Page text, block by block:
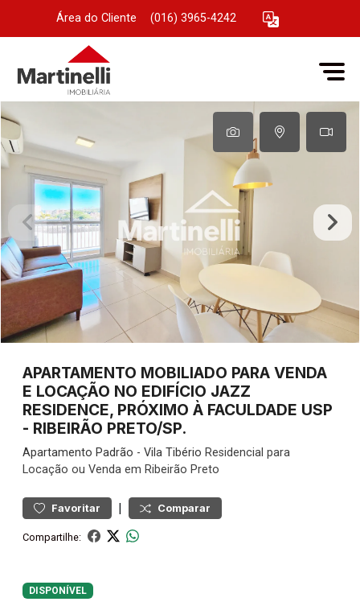
Área do Cliente (016) 3965-4242
APARTAMENTO MOBILIADO PARA VENDA
E LOCAÇÃO NO EDIFÍCIO JAZZ
RESIDENCE, PRÓXIMO À FACULDADE USP
- RIBEIRÃO PRETO/SP.
Apartamento Padrão - Vila Tibério Residencial para
Locação ou Venda em Ribeirão Preto
Favoritar | Comparar
Compartilhe:
DISPONÍVEL